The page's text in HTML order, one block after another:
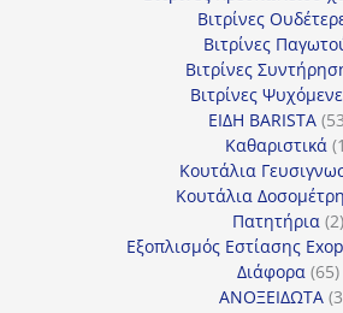
Βιτρίνες
Βιτρίνες
Βιτρίνες
Βιτρίνες
ΕΙΔΗ BARISTA 53
Καθαριστικά 1
Κουτάλια
Κουτάλια
Πατητήρια 22
Εξοπλισμός Εστίασης
Διάφορα 6565
ΑΝΟΞΕΙΔΩΤΑ